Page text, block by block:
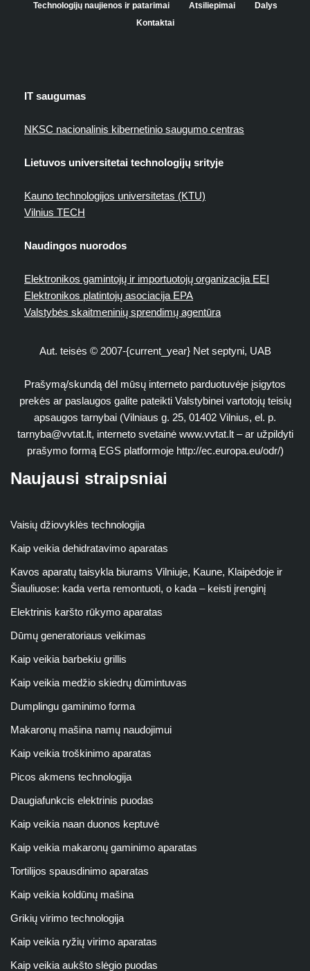
Technologijų naujienos ir patarimai Atsiliepimai
Dalys
Kontaktai
IT saugumas
NKSC nacionalinis kibernetinio saugumo centras
Lietuvos universitetai technologijų srityje
Kauno technologijos universitetas (KTU)
Vilnius TECH
Naudingos nuorodos
Elektronikos gamintojų ir importuotojų organizacija EEI
Elektronikos platintojų asociacija EPA
Valstybės skaitmeninių sprendimų agentūra
Aut. teisės © 2007-{current_year} Net septyni, UAB
Prašymą/skundą dėl mūsų interneto parduotuvėje įsigytos
prekės ar paslaugos galite pateikti Valstybinei vartotojų teisių
apsaugos tarnybai (Vilniaus g. 25, 01402 Vilnius, el. p.
tarnyba@vvtat.lt, interneto svetainė www.vvtat.lt – ar užpildyti
prašymo formą EGS platformoje http://ec.europa.eu/odr/)
Naujausi straipsniai
Vaisių džiovyklės technologija
Kaip veikia dehidratavimo aparatas
Kavos aparatų taisykla biurams Vilniuje, Kaune, Klaipėdoje ir
Šiauliuose: kada verta remontuoti, o kada – keisti įrenginį
Elektrinis karšto rūkymo aparatas
Dūmų generatoriaus veikimas
Kaip veikia barbekiu grillis
Kaip veikia medžio skiedrų dūmintuvas
Dumplingu gaminimo forma
Makaronų mašina namų naudojimui
Kaip veikia troškinimo aparatas
Picos akmens technologija
Daugiafunkcis elektrinis puodas
Kaip veikia naan duonos keptuvė
Kaip veikia makaronų gaminimo aparatas
Tortilijos spausdinimo aparatas
Kaip veikia koldūnų mašina
Grikių virimo technologija
Kaip veikia ryžių virimo aparatas
Kaip veikia aukšto slėgio puodas